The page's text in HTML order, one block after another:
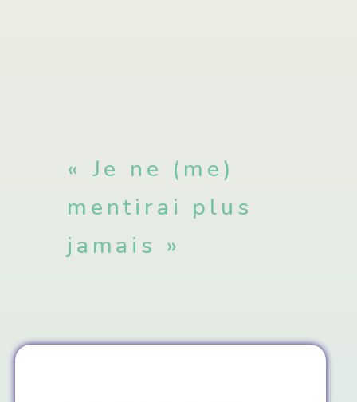
« Je ne (me)
mentirai plus
jamais »